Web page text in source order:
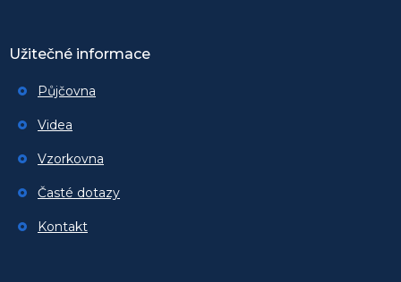
Užitečné informace
Půjčovna
Videa
Vzorkovna
Časté dotazy
Kontakt